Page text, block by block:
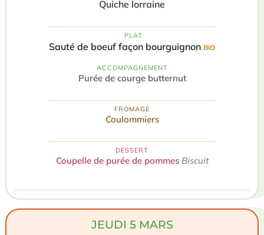
Quiche lorraine
️ PLAT
Sauté de boeuf façon bourguignon BIO
ACCOMPAGNEMENT
Purée de courge butternut
FROMAGE
Coulommiers
DESSERT
Coupelle de purée de pommes Biscuit
JEUDI 5 MARS